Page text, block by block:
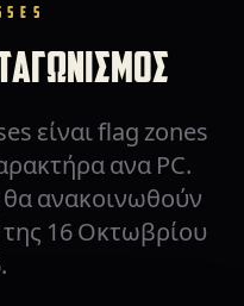
είναι flag zones
ανα PC.
ανακοινωθούν
της 16 Οκτωβρίου